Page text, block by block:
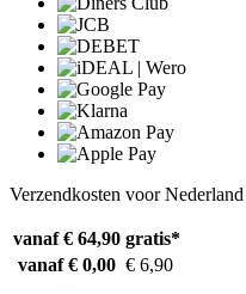
Verzendkosten voor Nederland
vanaf € 64,90 gratis*
vanaf € 0,00 € 6,90